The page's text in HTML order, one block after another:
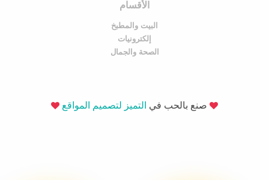
الأقسام
البيت والمطبخ
إلكترونيات
الصحة والجمال
صنع بالحب في التميز لتصميم المواقع